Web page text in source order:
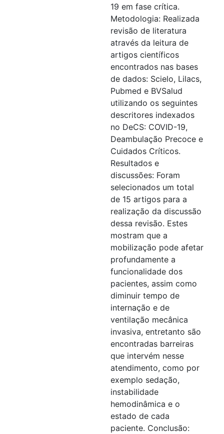
19 em fase crítica.
Metodologia: Realizada
revisão de literatura
através da leitura de
artigos científicos
encontrados nas bases
de dados: Scielo, Lilacs,
Pubmed e BVSalud
utilizando os seguintes
descritores indexados
no DeCS: COVID-19,
Deambulação Precoce e
Cuidados Críticos.
Resultados e
discussões: Foram
selecionados um total
de 15 artigos para a
realização da discussão
dessa revisão. Estes
mostram que a
mobilização pode afetar
profundamente a
funcionalidade dos
pacientes, assim como
diminuir tempo de
internação e de
ventilação mecânica
invasiva, entretanto são
encontradas barreiras
que intervém nesse
atendimento, como por
exemplo sedação,
instabilidade
hemodinâmica e o
estado de cada
paciente. Conclusão: